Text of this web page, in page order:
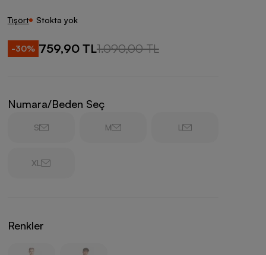
Tişört Stokta yok
-30% 759,90 TL1.090,00 TL
Numara/Beden Seç
S M L
XL
Renkler